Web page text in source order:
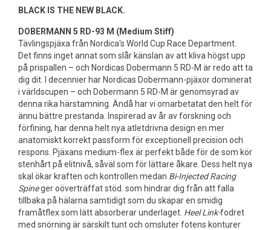
BLACK IS THE NEW BLACK.
DOBERMANN 5 RD-93 M (Medium Stiff)
Tävlingspjäxa från Nordica's World Cup Race Department.
Det finns inget annat som slår känslan av att kliva högst upp
på prispallen – och Nordicas Dobermann 5 RD-M är redo att ta
dig dit. I decennier har Nordicas Dobermann-pjäxor dominerat
i världscupen – och Dobermann 5 RD-M är genomsyrad av
denna rika härstamning. Ändå har vi omarbetatat den helt för
ännu bättre prestanda. Inspirerad av år av forskning och
förfining, har denna helt nya atletdrivna design en mer
anatomiskt korrekt passform för exceptionell precision och
respons. Pjäxans medium-flex är perfekt både för de som kör
stenhårt på elitnivå, såväl som för lättare åkare. Dess helt nya
skal ökar kraften och kontrollen medan Bi-Injected Racing
Spineger oöverträffat stöd. som hindrar dig från att falla
tillbaka på hälarna samtidigt som du skapar en smidig
framåtflex som lätt absorberar underlaget. Heel Link-fodret
med snörning är särskilt tunt och omsluter fotens konturer